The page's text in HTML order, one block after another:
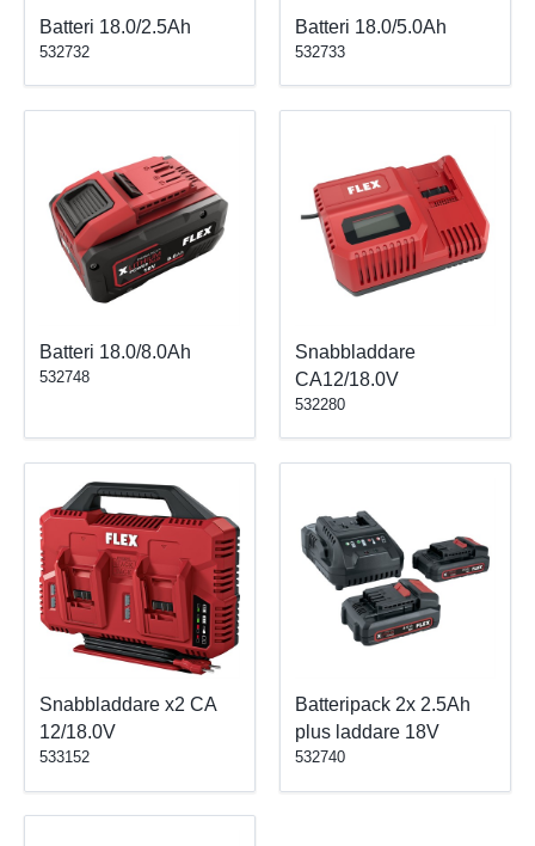
Batteri 18.0/2.5Ah
532732
Batteri 18.0/5.0Ah
532733
Batteri 18.0/8.0Ah
532748
Snabbladdare
CA12/18.0V
532280
Snabbladdare x2 CA
12/18.0V
533152
Batteripack 2x 2.5Ah
plus laddare 18V
532740